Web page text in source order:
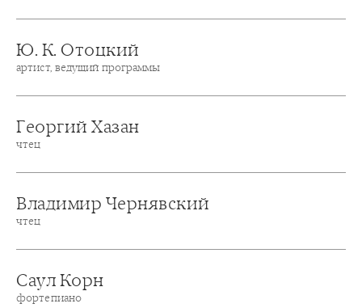
Ю. К. Отоцкий
артист, ведущий программы
Георгий Хазан
чтец
Владимир Чернявский
чтец
Саул Корн
фортепиано